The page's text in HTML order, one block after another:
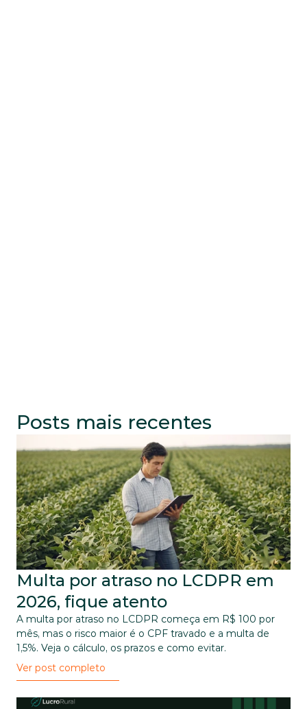
Posts mais recentes
Multa por atraso no LCDPR em
2026, fique atento
A multa por atraso no LCDPR começa em R$ 100 por
mês, mas o risco maior é o CPF travado e a multa de
1,5%. Veja o cálculo, os prazos e como evitar.
Ver post completo